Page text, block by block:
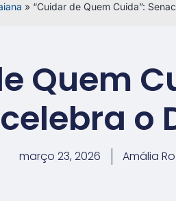
» “Cuidar de Quem Cuida”:
Quem
o
março 23, 2026 Amália